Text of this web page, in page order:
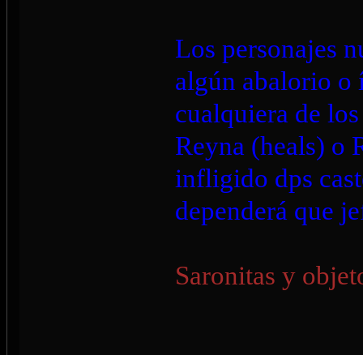
Los personajes
algún abalorio o
cualquiera de
Reyna (heals) o
infligido dps
dependerá que
Saronitas y